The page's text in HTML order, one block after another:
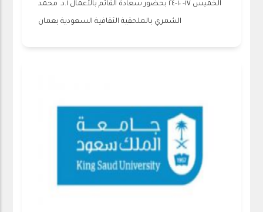
الخميس ١٧- ١٠-٢٤ بحضور سعادة القائم بالأعمال أ.د. محمد
الشمري بالملحقية الثقافية السعودية بعمان